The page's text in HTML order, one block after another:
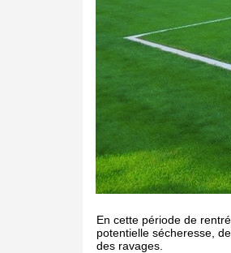
En cette période de
potentielle sécheresse,
des ravages.